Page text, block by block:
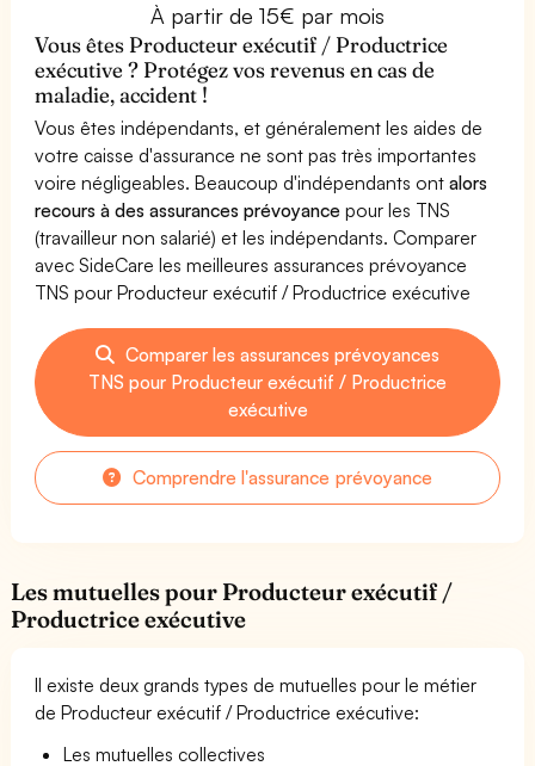
À partir de 15€ par mois
Vous êtes Producteur exécutif / Productrice
exécutive ? Protégez vos revenus en cas de
maladie, accident !
Vous êtes indépendants, et généralement les aides de
votre caisse d'assurance ne sont pas très importantes
voire négligeables. Beaucoup d'indépendants ontalors
recours à des assurances prévoyance pour les TNS
(travailleur non salarié) et les indépendants. Comparer
avec SideCare les meilleures assurances prévoyance
TNS pour Producteur exécutif / Productrice exécutive
Comparer les assurances prévoyances
TNS pour Producteur exécutif / Productrice
exécutive
Comprendre l'assurance prévoyance
Les mutuelles pour Producteur exécutif /
Productrice exécutive
Il existe deux grands types de mutuelles pour le métier
de Producteur exécutif / Productrice exécutive:
Les mutuelles collectives